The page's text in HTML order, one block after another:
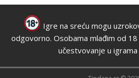
Igre na sreću mogu
odgovorno. Osobama mlađim od
učestvovanje u igrama